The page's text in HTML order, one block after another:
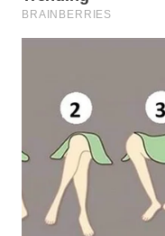
SEMARANG
WN
BOROBUDUR
WN
MADURA